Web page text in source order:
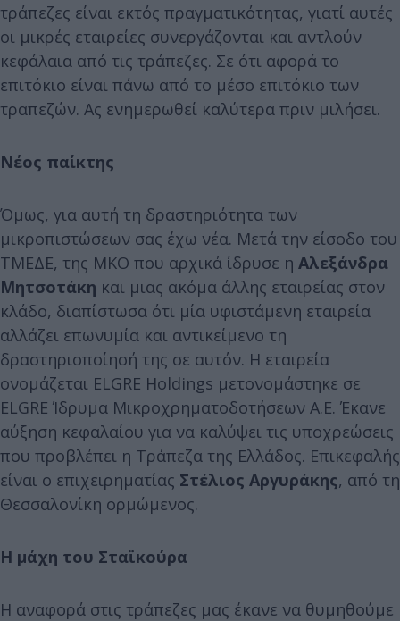
τράπεζες είναι εκτός πραγματικότητας, γιατί αυτές
οι μικρές εταιρείες συνεργάζονται και αντλούν
κεφάλαια από τις τράπεζες. Σε ότι αφορά το
επιτόκιο είναι πάνω από το μέσο επιτόκιο των
τραπεζών. Ας ενημερωθεί καλύτερα πριν μιλήσει.
Νέος παίκτης
Όμως, για αυτή τη δραστηριότητα των
μικροπιστώσεων σας έχω νέα. Μετά την είσοδο του
ΤΜΕΔΕ, της ΜΚΟ που αρχικά ίδρυσε η Αλεξάνδρα
Μητσοτάκη και μιας ακόμα άλλης εταιρείας στον
κλάδο, διαπίστωσα ότι μία υφιστάμενη εταιρεία
αλλάζει επωνυμία και αντικείμενο τη
δραστηριοποίησή της σε αυτόν. Η εταιρεία
ονομάζεται ELGRE Holdings μετονομάστηκε σε
ELGRE Ίδρυμα Μικροχρηματοδοτήσεων Α.Ε. Έκανε
αύξηση κεφαλαίου για να καλύψει τις υποχρεώσεις
που προβλέπει η Τράπεζα της Ελλάδος. Επικεφαλής
είναι ο επιχειρηματίας Στέλιος Αργυράκης, από τη
Θεσσαλονίκη ορμώμενος.
Η μάχη του Σταϊκούρα
Η αναφορά στις τράπεζες μας έκανε να θυμηθούμε